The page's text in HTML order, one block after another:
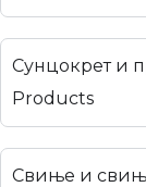
Сунцокрет и
Products
Свиње и